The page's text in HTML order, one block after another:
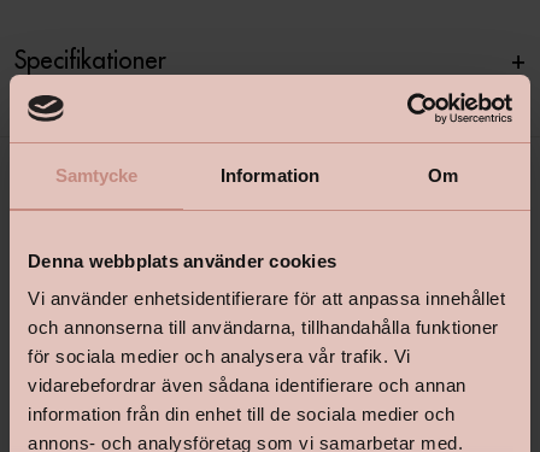
Samtycke Information Om
Denna webbplats använder cookies
Vi använder enhetsidentifierare för att anpassa innehållet
och annonserna till användarna, tillhandahålla funktioner
för sociala medier och analysera vår trafik. Vi
vidarebefordrar även sådana identifierare och annan
information från din enhet till de sociala medier och
annons- och analysföretag som vi samarbetar med.
Specifikationer +
shop@happyhomes.se
Vanliga frågor & svar